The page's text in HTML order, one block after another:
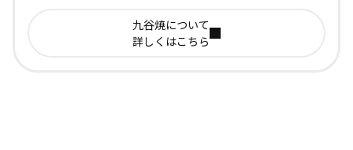
九谷焼について
詳しくはこちら